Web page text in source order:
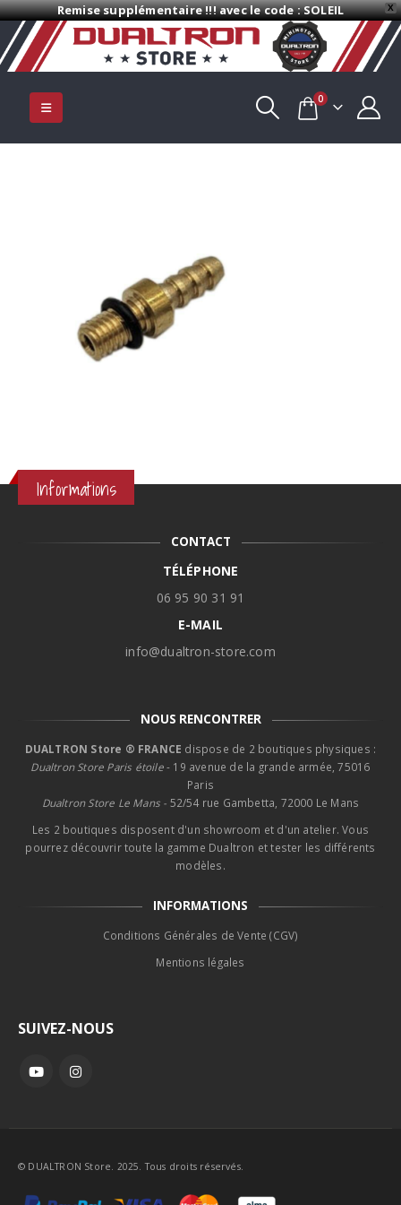
X
Remise supplémentaire !!! avec le code : SOLEIL
0
Informations
CONTACT
TÉLÉPHONE
06 95 90 31 91
E-MAIL
info@dualtron-store.com
NOUS RENCONTRER
DUALTRON Store ® FRANCE dispose de 2 boutiques physiques :
Dualtron Store Paris étoile- 19 avenue de la grande armée, 75016
Paris
Dualtron Store Le Mans - 52/54 rue Gambetta, 72000 Le Mans
Les 2 boutiques disposent d'un showroom et d'un atelier. Vous
pourrez découvrir toute la gamme Dualtron et tester les différents
modèles.
INFORMATIONS
Conditions Générales de Vente (CGV)
Mentions légales
SUIVEZ-NOUS
© DUALTRON Store. 2025. Tous droits réservés.